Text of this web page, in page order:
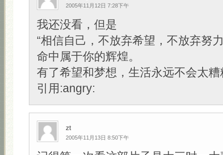
2005年11月12日 7:28下午
我还没看，但是
“相信自己，不放弃希望，不放弃努
命中属于你的辉煌。
有了希望和梦想，生活永远不会太糟
引用:angry:
zt
2005年11月13日 8:50下午